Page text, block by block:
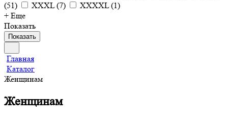
(51) XXXL(7) XXXXL(1)
+ Еще
Показать
Показать
Главная
Каталог
Женщинам
Женщинам